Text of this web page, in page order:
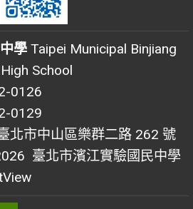
學 Taipei Municipal Binjiang
School
0126
0129
北市中山區樂群二路 262 號
臺北市濱江實驗國民中學